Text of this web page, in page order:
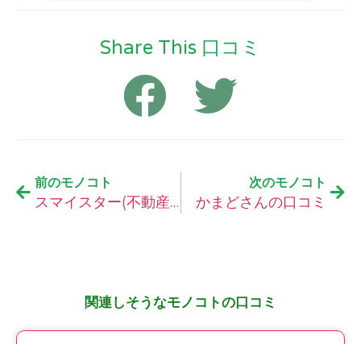
Share This 口コミ
前のモノコト
スマイスター(不動産一括査定サービス)の口コミ
次のモノコト
かまどさんの口コミ
関連しそうなモノコトの口コミ